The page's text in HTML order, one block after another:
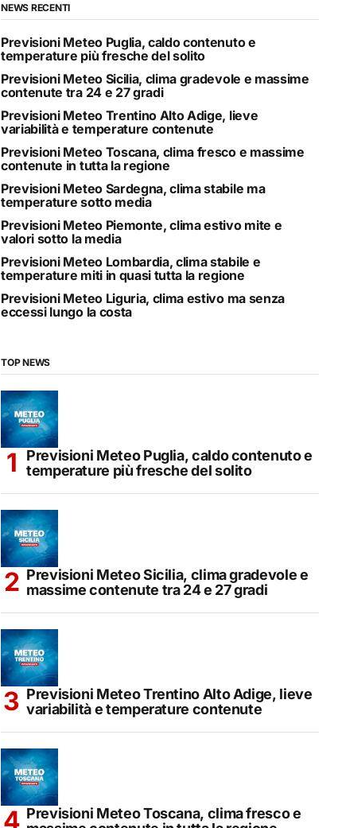
NEWS RECENTI
Previsioni Meteo Puglia, caldo contenuto e
temperature più fresche del solito
Previsioni Meteo Sicilia, clima gradevole e massime
contenute tra 24 e 27 gradi
Previsioni Meteo Trentino Alto Adige, lieve
variabilità e temperature contenute
Previsioni Meteo Toscana, clima fresco e massime
contenute in tutta la regione
Previsioni Meteo Sardegna, clima stabile ma
temperature sotto media
Previsioni Meteo Piemonte, clima estivo mite e
valori sotto la media
Previsioni Meteo Lombardia, clima stabile e
temperature miti in quasi tutta la regione
Previsioni Meteo Liguria, clima estivo ma senza
eccessi lungo la costa
TOP NEWS
Previsioni Meteo Puglia, caldo contenuto e
temperature più fresche del solito
Previsioni Meteo Sicilia, clima gradevole e
massime contenute tra 24 e 27 gradi
Previsioni Meteo Trentino Alto Adige, lieve
variabilità e temperature contenute
Previsioni Meteo Toscana, clima fresco e